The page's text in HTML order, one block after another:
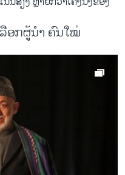
ອກຜູ້ນຳ ຄົນໃໝ່